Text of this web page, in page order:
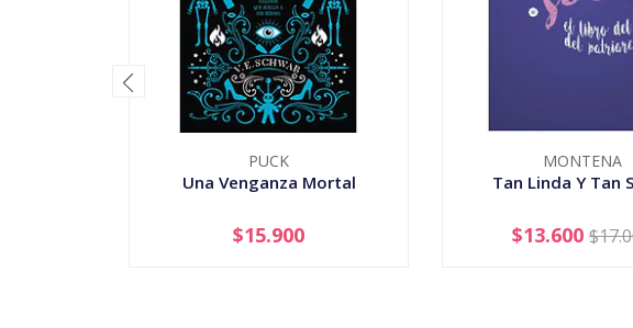
PUCK
Una Venganza Mortal
+
$15.900
MONTENA
Tan Linda Y Tan
+
$13.600